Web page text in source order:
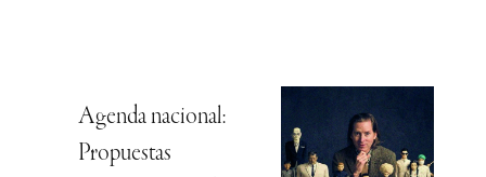
Agenda nacional:
Propuestas